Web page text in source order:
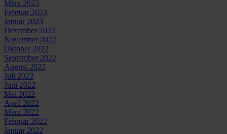
März 2023
Februar 2023
Januar 2023
Dezember 2022
November 2022
Oktober 2022
September 2022
August 2022
Juli 2022
Juni 2022
Mai 2022
April 2022
März 2022
Februar 2022
Januar 2022